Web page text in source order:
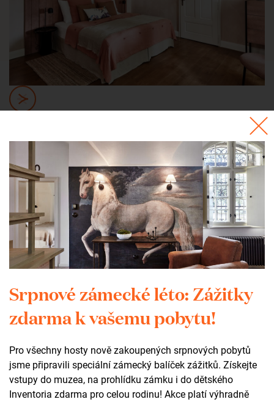
Potřebujete poradit? Napište, nebo zavolejte
Silvii.
Silvie Holečková
Svatební koordinátorka
+420 603 847 803
holeckova@zamekzdar.cz
Můžete nám také zanechat
zprávu prostřednictvím
formuláře
Srpnové zámecké léto: Zážitky
zdarma k vašemu pobytu!
Pro všechny hosty nově zakoupených srpnových pobytů
jsme připravili speciální zámecký balíček zážitků. Získejte
vstupy do muzea, na prohlídku zámku i do dětského
Inventoria zdarma pro celou rodinu! Akce platí výhradně